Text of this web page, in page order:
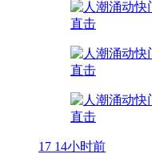
17 14小时前